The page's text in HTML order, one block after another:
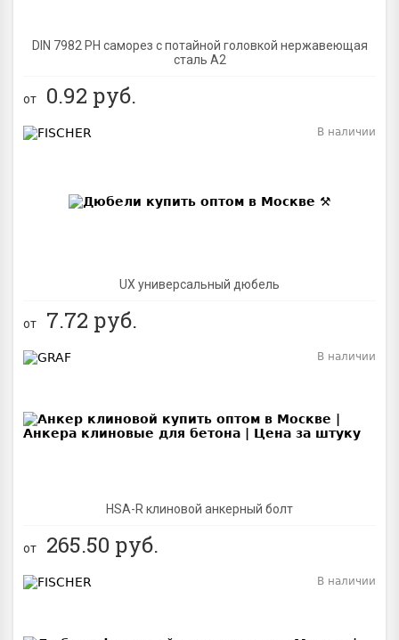
DIN 7982 PH саморез с потайной головкой нержавеющая
сталь A2
от 0.92 руб.
UX универсальный дюбель
В наличии
от 7.72 руб.
HSA-R клиновой анкерный болт
В наличии
от 265.50 руб.
В наличии